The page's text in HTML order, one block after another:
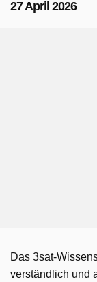
27 April 2026
Das 3sat-
verständlich und